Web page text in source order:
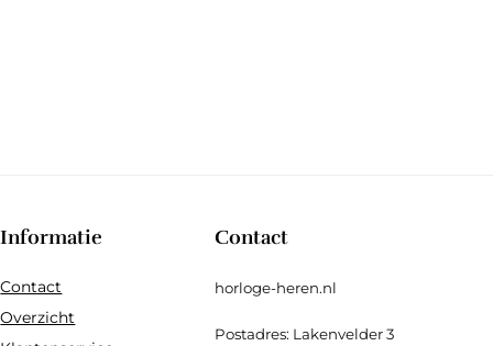
Informatie
Contact
Overzicht
Contact
horloge-heren.nl
Postadres: Lakenvelder 3